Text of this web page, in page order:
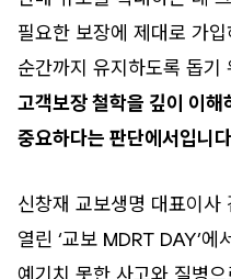
필요한 보장에 제대로 가
순간까지 유지하도록 돕기
고객보장 철학을 깊이 이해
중요하다는 판단에서입니
신창재 교보생명 대표이
열린 ‘교보 MDRT DAY’에
예기치 못한 사고와 질병